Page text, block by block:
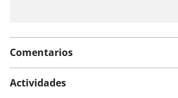
Comentarios
Actividades